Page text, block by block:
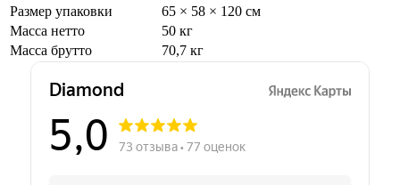
Размер упаковки
65 × 58 × 120 см
Масса нетто
50 кг
Масса брутто
70,7 кг